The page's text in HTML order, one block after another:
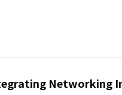
Networking